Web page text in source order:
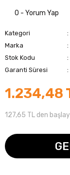
0 - Yorum Yap
Kategori
Marka
Stok Kodu
Garanti Süresi
1.234,48
127,65 TL den